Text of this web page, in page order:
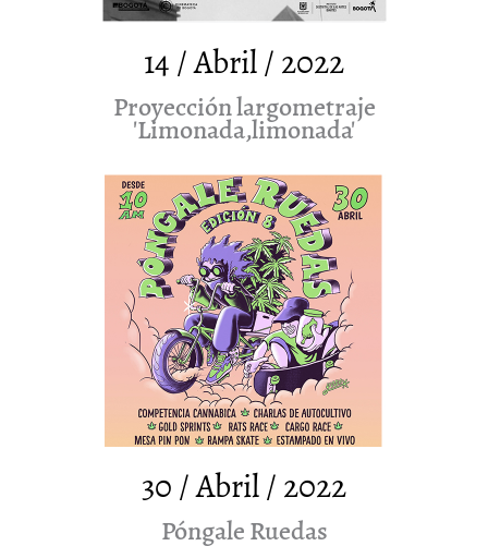
14 / Abril / 2022
Proyección largometraje
'Limonada,limonada'
30 / Abril / 2022
Póngale Ruedas